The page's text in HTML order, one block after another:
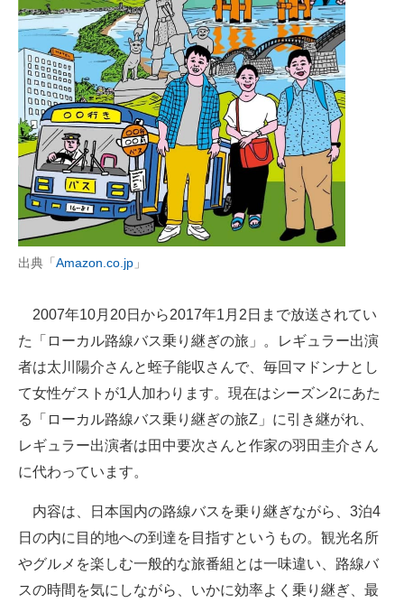
出典「 Amazon.co.jp 」
2007年10月20日から2017年1月2日まで放送されてい
た「ローカル路線バス乗り継ぎの旅」。レギュラー出演
者は​​太川陽介さんと蛭子能収さんで、毎回マドンナとし
て女性ゲストが1人加わります。現在はシーズン2にあた
る「ローカル路線バス乗り継ぎの旅Z」に引き継がれ、
レギュラー出演者は田中要次さんと作家の羽田圭介さん
に代わっています。
内容は、日本国内の路線バスを乗り継ぎながら、3泊4
日の内に目的地への到達を目指すというもの。観光名所
やグルメを楽しむ一般的な旅番組とは一味違い、路線バ
スの時間を気にしながら、いかに効率よく乗り継ぎ、最